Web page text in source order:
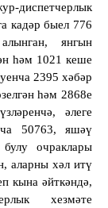
диспетчерлык
кадәр быел 776
янгын
һәм 1021 кеше
2395 хәбәр
һәм 2868е
әлеге
50763, яшәү
очраклары
аларны хәл итү
кына әйткәндә,
хезмәте